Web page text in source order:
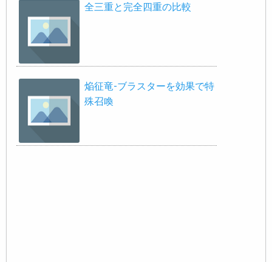
全三重と完全四重の比較
焔征竜-ブラスターを効果で特
殊召喚